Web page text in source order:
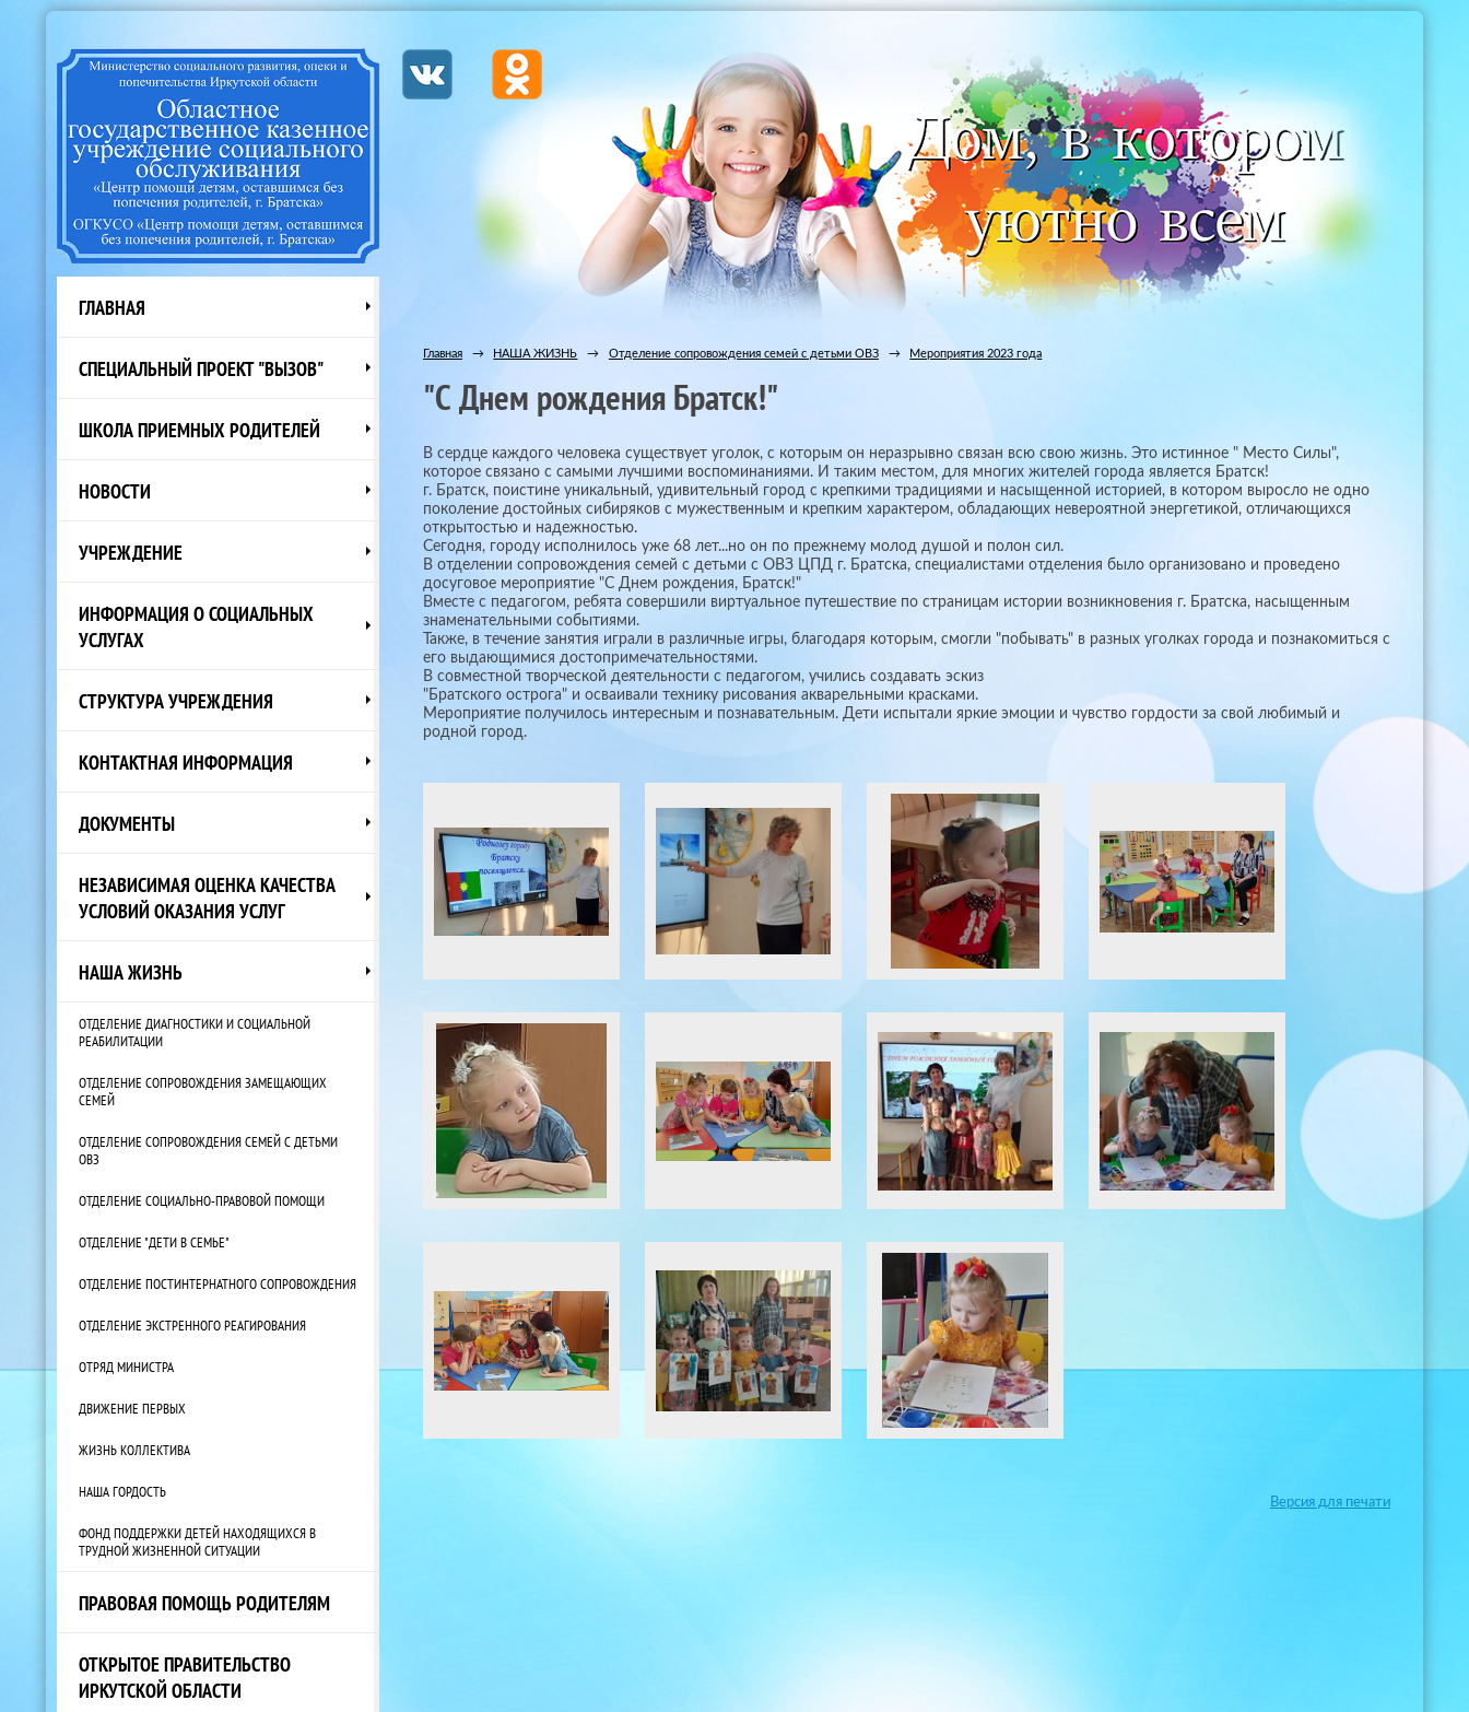
ГЛАВНАЯ
СПЕЦИАЛЬНЫЙ ПРОЕКТ "ВЫЗОВ"
ШКОЛА ПРИЕМНЫХ РОДИТЕЛЕЙ
НОВОСТИ
УЧРЕЖДЕНИЕ
ИНФОРМАЦИЯ О СОЦИАЛЬНЫХ
УСЛУГАХ
СТРУКТУРА УЧРЕЖДЕНИЯ
КОНТАКТНАЯ ИНФОРМАЦИЯ
ДОКУМЕНТЫ
НЕЗАВИСИМАЯ ОЦЕНКА КАЧЕСТВА
УСЛОВИЙ ОКАЗАНИЯ УСЛУГ
НАША ЖИЗНЬ
ОТДЕЛЕНИЕ ДИАГНОСТИКИ И СОЦИАЛЬНОЙ
РЕАБИЛИТАЦИИ
ОТДЕЛЕНИЕ СОПРОВОЖДЕНИЯ ЗАМЕЩАЮЩИХ
СЕМЕЙ
ОТДЕЛЕНИЕ СОПРОВОЖДЕНИЯ СЕМЕЙ С ДЕТЬМИ
ОВЗ
ОТДЕЛЕНИЕ СОЦИАЛЬНО-ПРАВОВОЙ ПОМОЩИ
ОТДЕЛЕНИЕ "ДЕТИ В СЕМЬЕ"
ОТДЕЛЕНИЕ ПОСТИНТЕРНАТНОГО СОПРОВОЖДЕНИЯ
ОТДЕЛЕНИЕ ЭКСТРЕННОГО РЕАГИРОВАНИЯ
ОТРЯД МИНИСТРА
ДВИЖЕНИЕ ПЕРВЫХ
ЖИЗНЬ КОЛЛЕКТИВА
НАША ГОРДОСТЬ
ФОНД ПОДДЕРЖКИ ДЕТЕЙ НАХОДЯЩИХСЯ В
ТРУДНОЙ ЖИЗНЕННОЙ СИТУАЦИИ
ПРАВОВАЯ ПОМОЩЬ РОДИТЕЛЯМ
ОТКРЫТОЕ ПРАВИТЕЛЬСТВО
ИРКУТСКОЙ ОБЛАСТИ
Главная → НАША ЖИЗНЬ → Отделение сопровождения семей с детьми ОВЗ → Мероприятия 2023 года
"С Днем рождения Братск!"
В сердце каждого человека существует уголок, с которым он неразрывно связан всю свою жизнь. Это истинное " Место Силы",
которое связано с самыми лучшими воспоминаниями. И таким местом, для многих жителей города является Братск!
г. Братск, поистине уникальный, удивительный город с крепкими традициями и насыщенной историей, в котором выросло не одно
поколение достойных сибиряков с мужественным и крепким характером, обладающих невероятной энергетикой, отличающихся
открытостью и надежностью.
Сегодня, городу исполнилось уже 68 лет...но он по прежнему молод душой и полон сил.
В отделении сопровождения семей с детьми с ОВЗ ЦПД г. Братска, специалистами отделения было организовано и проведено
досуговое мероприятие "С Днем рождения, Братск!"
Вместе с педагогом, ребята совершили виртуальное путешествие по страницам истории возникновения г. Братска, насыщенным
знаменательными событиями.
Также, в течение занятия играли в различные игры, благодаря которым, смогли "побывать" в разных уголках города и познакомиться с
его выдающимися достопримечательностями.
В совместной творческой деятельности с педагогом, учились создавать эскиз
"Братского острога" и осваивали технику рисования акварельными красками.
Мероприятие получилось интересным и познавательным. Дети испытали яркие эмоции и чувство гордости за свой любимый и
родной город.
Версия для печати